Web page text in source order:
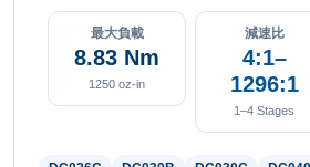
最大負載
8.83 Nm
1250 oz-in
減速比
4:1–
1296:1
1–4 Stages